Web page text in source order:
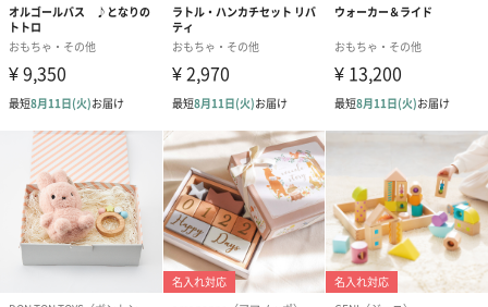
写真付きメッセージカ
ード（680円）
写真付きメッセージカ
ンク（680円）
【誕生日】
刷なし）（
包装紙
包装紙でラッピングを施してお届けいたします。